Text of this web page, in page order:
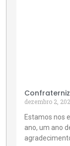
dezembro 2,
Estamos nos
ano, um ano